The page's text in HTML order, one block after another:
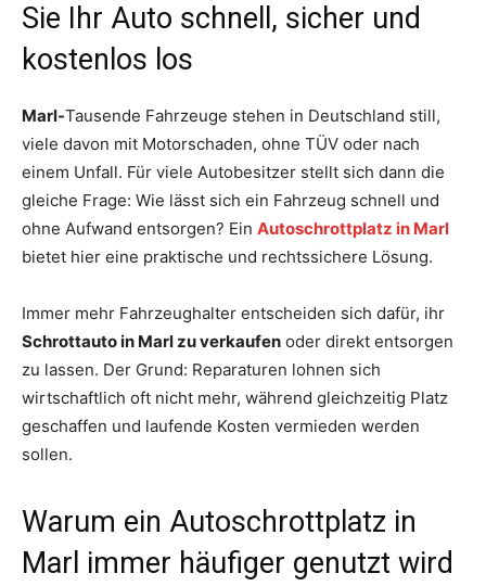
Sie Ihr Auto schnell, sicher und
kostenlos los
Marl-Tausende Fahrzeuge stehen in Deutschland still,
viele davon mit Motorschaden, ohne TÜV oder nach
einem Unfall. Für viele Autobesitzer stellt sich dann die
gleiche Frage: Wie lässt sich ein Fahrzeug schnell und
ohne Aufwand entsorgen? Ein Autoschrottplatz in Marl
bietet hier eine praktische und rechtssichere Lösung.
Immer mehr Fahrzeughalter entscheiden sich dafür, ihr
Schrottauto in Marl zu verkaufen oder direkt entsorgen
zu lassen. Der Grund: Reparaturen lohnen sich
wirtschaftlich oft nicht mehr, während gleichzeitig Platz
geschaffen und laufende Kosten vermieden werden
sollen.
Warum ein Autoschrottplatz in
Marl immer häufiger genutzt wird